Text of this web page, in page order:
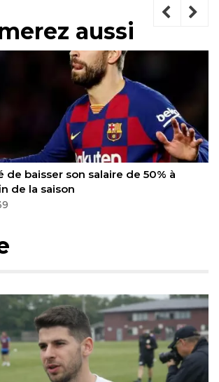
aussi
a marqué le plus de buts (12)
matches de la Ligue des
10/2020 - 22:53